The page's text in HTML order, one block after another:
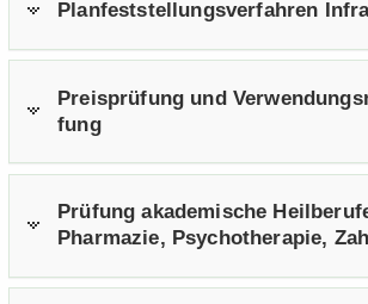
Plan­fest­stel­lungs­ver­fah­ren
Preis­prü­fung und
fung
Prü­fung aka­de­mi­sche
Phar­ma­zie, Psy­cho­the­ra­pie,